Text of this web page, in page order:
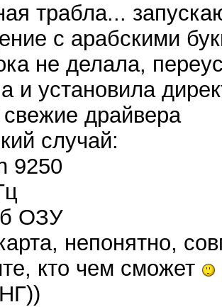
трабла...
с арабскими
не делала,
и установила
драйвера
случай:
9250
ОЗУ
непонятно,
кто чем сможет